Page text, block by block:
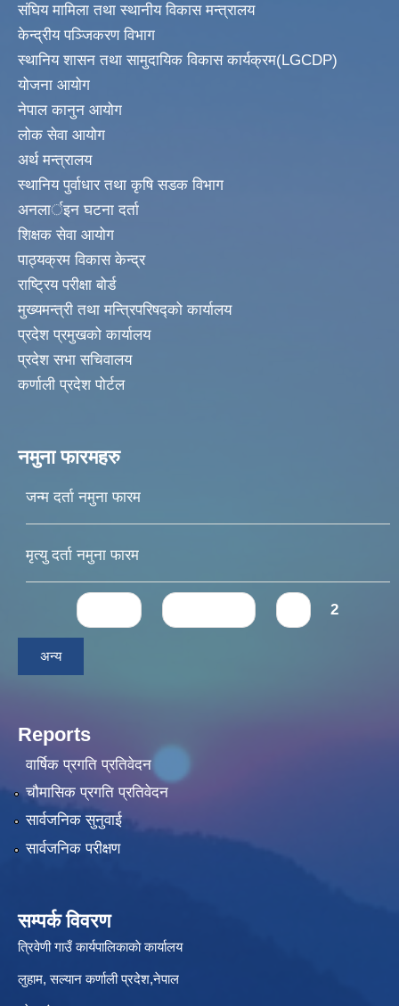
संघिय मामिला तथा स्थानीय विकास मन्त्रालय
केन्द्रीय पञ्जिकरण विभाग
स्थानिय शासन तथा सामुदायिक विकास कार्यक्रम(LGCDP)
योजना आयोग
नेपाल कानुन आयोग
लोक सेवा आयोग
अर्थ मन्त्रालय
स्थानिय पुर्वाधार तथा कृषि सडक विभाग
अनलार्इन घटना दर्ता
शिक्षक सेवा आयोग
पाठ्यक्रम विकास केन्द्र
राष्ट्रिय परीक्षा बोर्ड
मुख्यमन्त्री तथा मन्त्रिपरिषद्को कार्यालय
प्रदेश प्रमुखको कार्यालय
प्रदेश सभा सचिवालय
कर्णाली प्रदेश पोर्टल
नमुना फारमहरु
जन्म दर्ता नमुना फारम
मृत्यु दर्ता नमुना फारम
Pages 2
अन्य
Reports
वार्षिक प्रगति प्रतिवेदन
चौमासिक प्रगति प्रतिवेदन
सार्वजनिक सुनुवाई
सार्वजनिक परीक्षण
सम्पर्क विवरण
त्रिवेणी गाउँ कार्यपालिकाकाे कार्यालय
लुहाम, सल्यान कर्णाली प्रदेश,नेपाल